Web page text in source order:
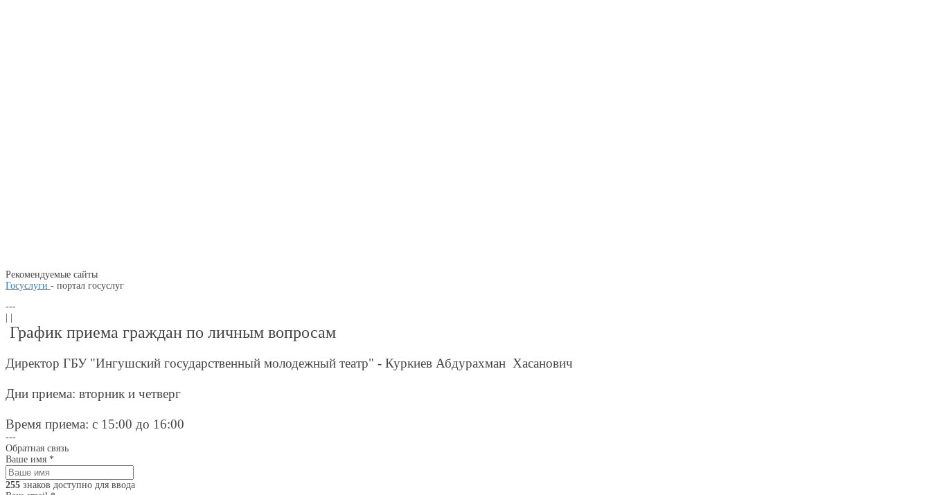
Рекомендуемые сайты
Госуслуги - портал госуслуг
---
График приема граждан по личным вопросам
Директор ГБУ "Ингушский государственный молодежный театр" - Куркиев Абдурахман Хасанович
Дни приема: вторник и четверг
Время приема: с 15:00 до 16:00
---
Обратная связь
Ваше имя *
255 знаков доступно для ввода